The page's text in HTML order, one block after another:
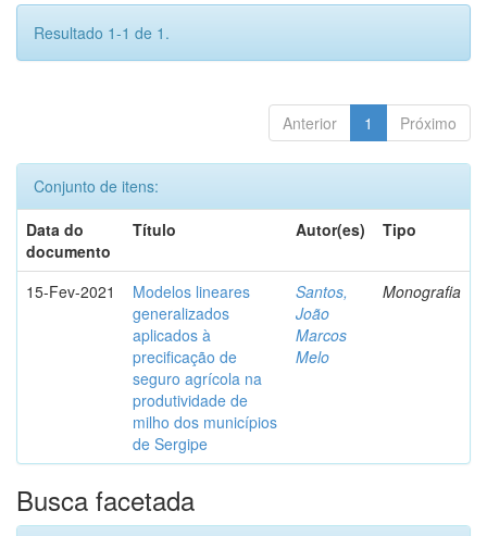
Resultado 1-1 de 1.
Anterior 1 Próximo
Conjunto de itens:
Data do
documento
Título Autor(es) Tipo
15-Fev-2021
Modelos lineares
generalizados
aplicados à
precificação de
seguro agrícola na
produtividade de
milho dos municípios
de Sergipe
Santos,
João
Marcos
Melo
Monografia
Busca facetada